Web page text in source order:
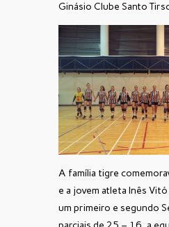
Ginásio Clube Santo
A família tigre
e a jovem atleta Inês
um primeiro e segundo